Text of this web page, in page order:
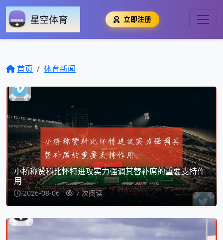
立即注册
首页 体育新闻
小桥称赞科比怀特进攻实力强调其替补席的重要支持作
用
2026-08-06 7 次阅读